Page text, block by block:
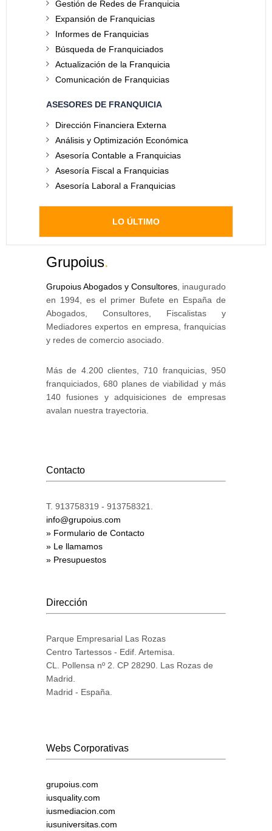
Gestión de Redes de Franquicia
Expansión de Franquicias
Informes de Franquicias
Búsqueda de Franquiciados
Actualización de la Franquicia
Comunicación de Franquicias
ASESORES DE FRANQUICIA
Dirección Financiera Externa
Análisis y Optimización Económica
Asesoría Contable a Franquicias
Asesoría Fiscal a Franquicias
Asesoría Laboral a Franquicias
LO ÚLTIMO
Grupoius.
Grupoius Abogados y Consultores , inaugurado
en 1994, es el primer Bufete en España de
Abogados, Consultores, Fiscalistas y
Mediadores expertos en empresa, franquicias
y redes de comercio asociado.
Más de 4.200 clientes, 710 franquicias, 950
franquiciados, 680 planes de viabilidad y más
140 fusiones y adquisiciones de empresas
avalan nuestra trayectoria.
Contacto
T. 913758319 - 913758321.
info@grupoius.com
» Formulario de Contacto
» Le llamamos
» Presupuestos
Dirección
Parque Empresarial Las Rozas
Centro Tartessos - Edif. Artemisa.
CL. Pollensa nº 2. CP 28290. Las Rozas de
Madrid.
Madrid - España.
Webs Corporativas
grupoius.com
iusquality.com
iusmediacion.com
iusuniversitas.com